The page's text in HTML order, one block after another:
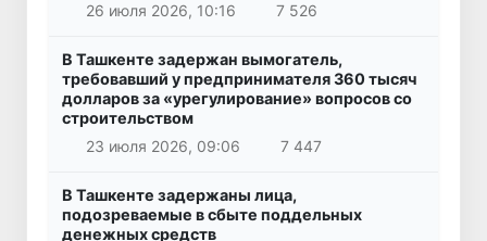
26 июля 2026, 10:16
7 526
В Ташкенте задержан вымогатель,
требовавший у предпринимателя 360 тысяч
долларов за «урегулирование» вопросов со
строительством
23 июля 2026, 09:06
7 447
В Ташкенте задержаны лица,
подозреваемые в сбыте поддельных
денежных средств